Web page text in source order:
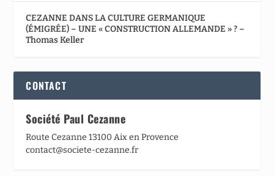
CEZANNE DANS LA CULTURE GERMANIQUE
(ÉMIGRÉE) – UNE « CONSTRUCTION ALLEMANDE » ? –
Thomas Keller
CONTACT
Société Paul Cezanne
Route Cezanne 13100 Aix en Provence
contact@societe-cezanne.fr